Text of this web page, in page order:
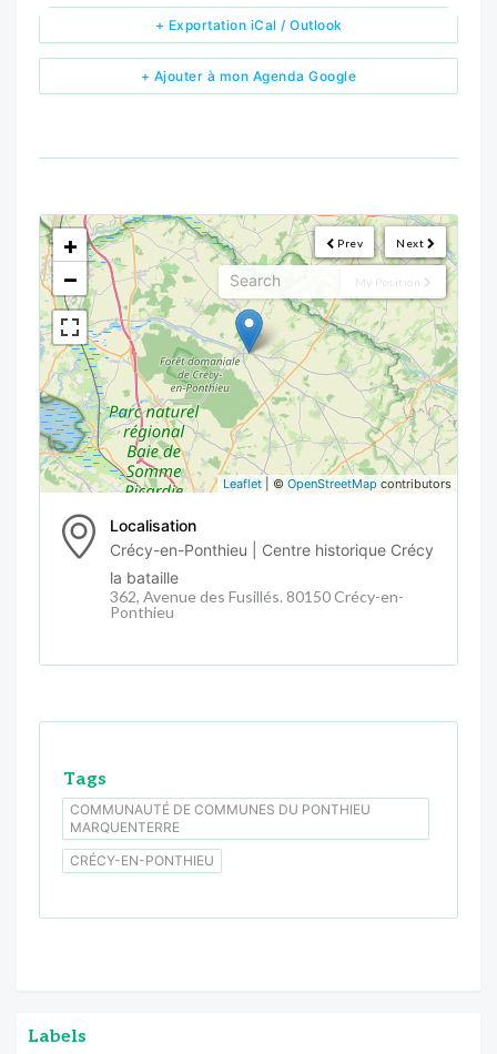
+ Ajouter à mon Agenda Google
+ Exportation iCal / Outlook
Next
Prev
My Position
<!---->
+
−
Leaflet | © OpenStreetMap contributors
Localisation
Crécy-en-Ponthieu | Centre historique Crécy
la bataille
362, Avenue des Fusillés. 80150 Crécy-en-
Ponthieu
Tags
COMMUNAUTÉ DE COMMUNES DU PONTHIEU
MARQUENTERRE
CRÉCY-EN-PONTHIEU
Labels